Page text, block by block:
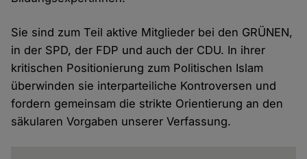
Sie sind zum Teil aktive Mitglieder bei den GRÜNEN,
in der SPD, der FDP und auch der CDU. In ihrer
kritischen Positionierung zum Politischen Islam
überwinden sie interparteiliche Kontroversen und
fordern gemeinsam die strikte Orientierung an den
säkularen Vorgaben unserer Verfassung.